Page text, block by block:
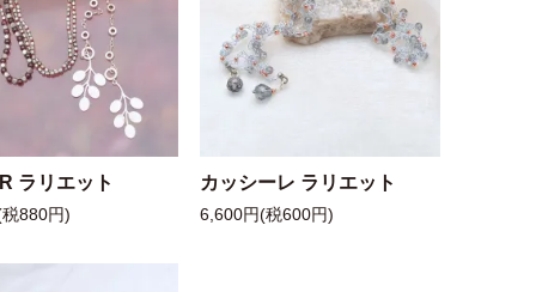
ラリエット
880円)
カッシーレ ラリエット
6,600円(税600円)